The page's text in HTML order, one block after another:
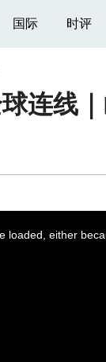
国际 时评
连线
loaded, either